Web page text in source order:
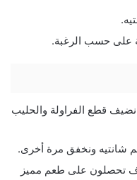
على حسب الرغبة.
قطع الفراولة والحليب
شانتيه ونخفق مرة أخرى.
تحصلون على طعم مميز